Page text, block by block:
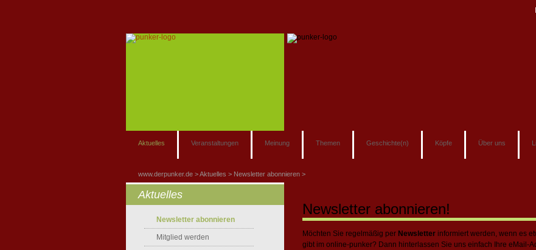
Aktuelles Veranstaltungen Meinung Themen Geschichte(n) Köpfe Über uns
www.derpunker.de Aktuelles Newsletter abonnieren
Newsletter abonnieren!
Möchten Sie regelmäßig per Newsletter informiert werden, wenn es
gibt im online-punker? Dann hinterlassen Sie uns einfach Ihre eMail-
Aktuelles
Newsletter abonnieren
Mitglied werden